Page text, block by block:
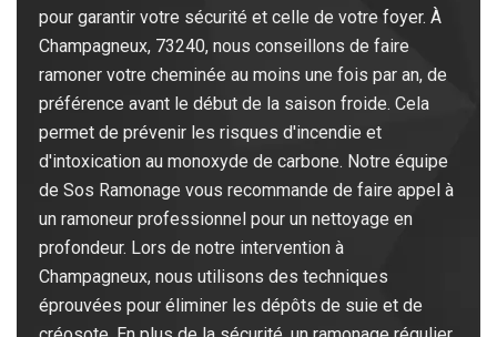
pour garantir votre sécurité et celle de votre foyer. À
Champagneux, 73240, nous conseillons de faire
ramoner votre cheminée au moins une fois par an, de
préférence avant le début de la saison froide. Cela
permet de prévenir les risques d'incendie et
d'intoxication au monoxyde de carbone. Notre équipe
de Sos Ramonage vous recommande de faire appel à
un ramoneur professionnel pour un nettoyage en
profondeur. Lors de notre intervention à
Champagneux, nous utilisons des techniques
éprouvées pour éliminer les dépôts de suie et de